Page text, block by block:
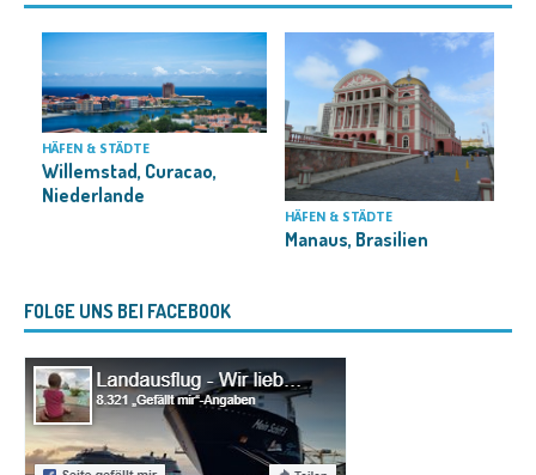
HÄFEN & STÄDTE
Willemstad, Curacao,
Niederlande
HÄFEN & STÄDTE
Manaus, Brasilien
FOLGE UNS BEI FACEBOOK